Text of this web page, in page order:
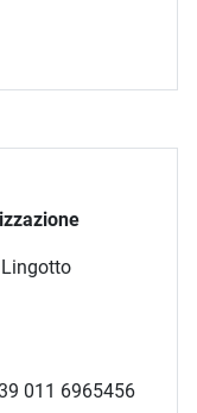
011 6965456